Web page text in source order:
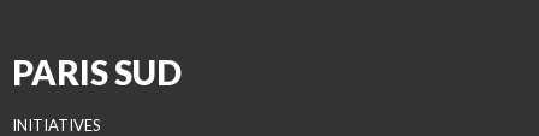
PARIS SUD
INITIATIVES